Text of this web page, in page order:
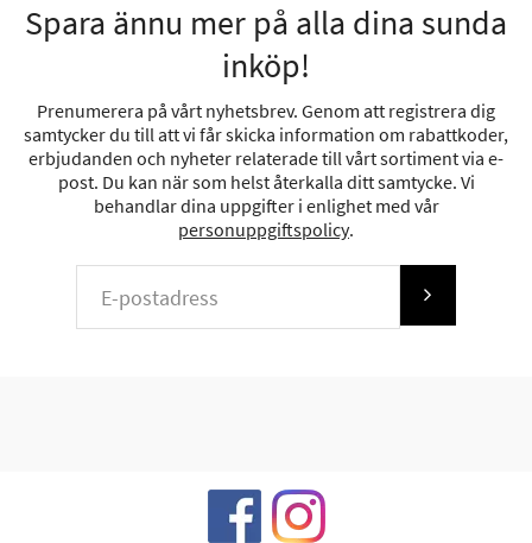
Spara ännu mer på alla dina sunda
inköp!
Prenumerera på vårt nyhetsbrev. Genom att registrera dig
samtycker du till att vi får skicka information om rabattkoder,
erbjudanden och nyheter relaterade till vårt sortiment via e-
post. Du kan när som helst återkalla ditt samtycke. Vi
behandlar dina uppgifter i enlighet med vår
personuppgiftspolicy.